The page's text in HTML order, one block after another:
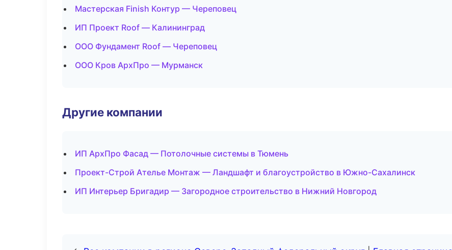
Мастерская Finish Контур — Череповец
ИП Проект Roof — Калининград
ООО Фундамент Roof — Череповец
ООО Кров АрхПро — Мурманск
Другие компании
ИП АрхПро Фасад — Потолочные системы в Тюмень
Проект-Строй Ателье Монтаж — Ландшафт и благоустройство в Южно-Сахалинск
ИП Интерьер Бригадир — Загородное строительство в Нижний Новгород